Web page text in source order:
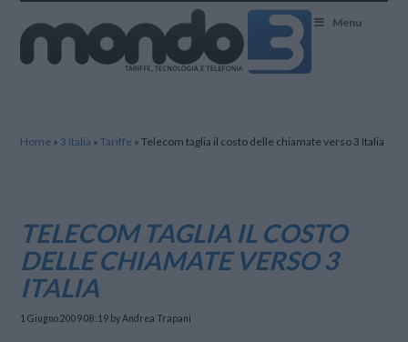
Menu
Home »3 Italia »Tariffe »Telecom taglia il costo delle chiamate verso 3 Italia
TELECOM TAGLIA IL COSTO
DELLE CHIAMATE VERSO 3
ITALIA
1 Giugno 2009 08:19 by Andrea Trapani